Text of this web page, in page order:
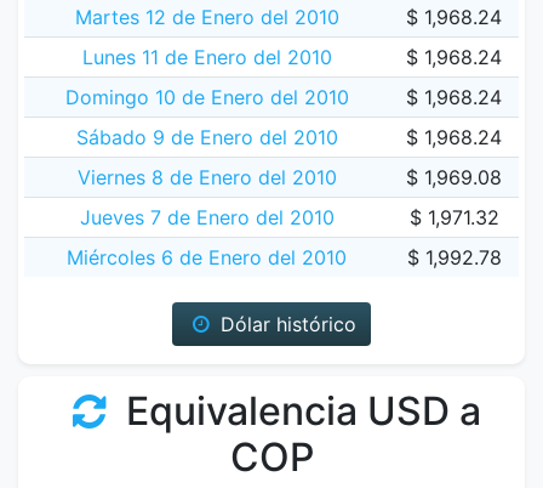
Martes 12 de Enero del 2010
$ 1,968.24
Lunes 11 de Enero del 2010
$ 1,968.24
Domingo 10 de Enero del 2010
$ 1,968.24
Sábado 9 de Enero del 2010
$ 1,968.24
Viernes 8 de Enero del 2010
$ 1,969.08
Jueves 7 de Enero del 2010
$ 1,971.32
Miércoles 6 de Enero del 2010
$ 1,992.78
Dólar histórico
Equivalencia USD a
COP